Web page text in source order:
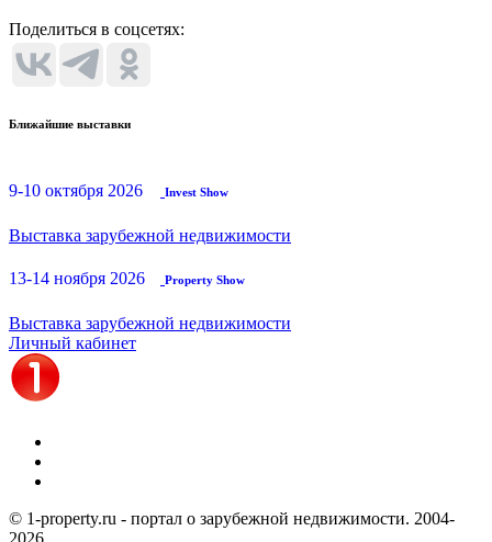
Поделиться в соцсетях:
Ближайшие выставки
9-10 октября 2026 Invest Show
Выставка зарубежной недвижимости
13-14 ноября 2026 Property Show
Выставка зарубежной недвижимости
Личный кабинет
© 1-property.ru - портал о зарубежной недвижимости. 2004-
2026